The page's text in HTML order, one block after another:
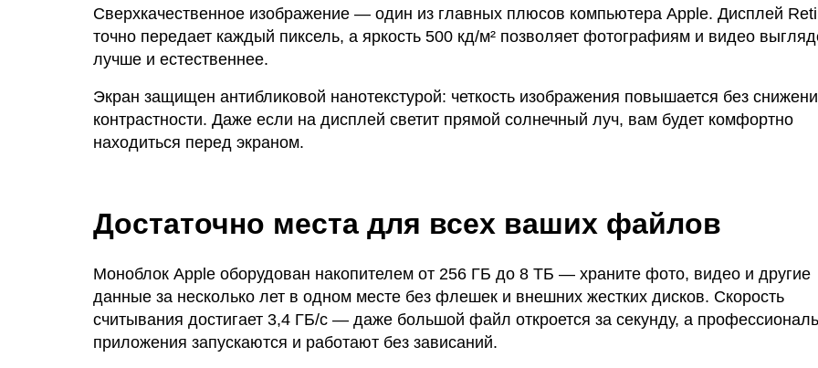
Сверхкачественное изображение — один из главных плюсов компьютера Apple. Дисплей
точно передает каждый пиксель, а яркость 500 кд/м² позволяет фотографиям и видео
лучше и естественнее.
Экран защищен антибликовой нанотекстурой: четкость изображения повышается без
контрастности. Даже если на дисплей светит прямой солнечный луч, вам будет комфортно
находиться перед экраном.
Достаточно места для всех ваших файлов
Моноблок Apple оборудован накопителем от 256 ГБ до 8 ТБ — храните фото, видео и другие
данные за несколько лет в одном месте без флешек и внешних жестких дисков. Скорость
считывания достигает 3,4 ГБ/с — даже большой файл откроется за секунду, а
приложения запускаются и работают без зависаний.